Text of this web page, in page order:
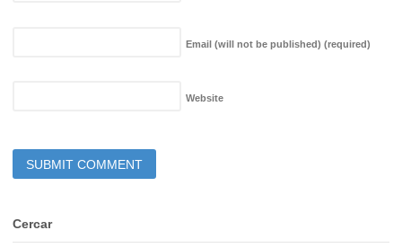
Email (will not be published) (required)
Website
Cercar